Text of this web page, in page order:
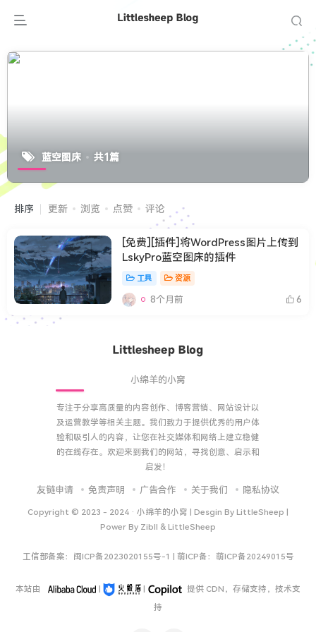
蓝空图床 共1篇
排序 更新 浏览 点赞 评论
[免费][插件]将WordPress图片上传到
LskyPro蓝空图床的插件
工具 资源
8个月前 6
小绵羊的小窝
专注于分享高质量的内容创作、博客营销、网站设计以
及运营教学等相关主题。我们致力于提供优秀的用户体
验和吸引人的内容，让您在社交媒体和网络上建立稳健
的在线存在。欢迎来到我们的网站，寻找创意、启示和
启发！
友链申请 免责声明 广告合作 关于我们 隐私协议
Copyright © 2023 - 2024 · 小绵羊的小窝 | Desgin By LittleSheep |
Power By Zibll & LittleSheep
工信部备案： 闽ICP备2023020155号-1 | 萌ICP备： 萌ICP备20249015号
本站由 | |
提供 CDN，存储支持，技术支
持